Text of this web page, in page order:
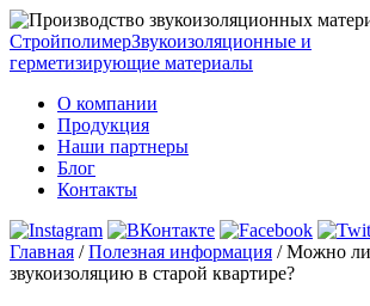
СтройполимерЗвукоизоляционные и
герметизирующие материалы
О компании
Продукция
Наши партнеры
Блог
Контакты
Главная /Полезная информация /Можно ли
звукоизоляцию в старой квартире?